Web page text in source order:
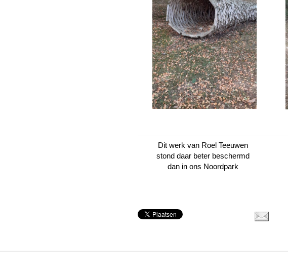
Dit werk van Roel Teeuwen
stond daar beter beschermd
dan in ons Noordpark